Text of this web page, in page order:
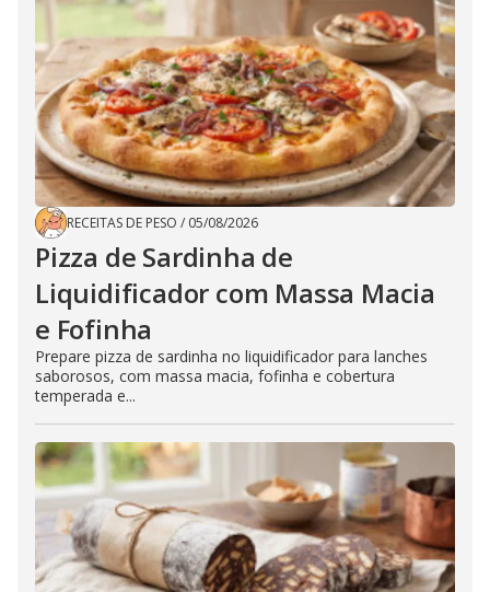
RECEITAS DE PESO / 05/08/2026
Pizza de Sardinha de
Liquidificador com Massa Macia
e Fofinha
Prepare pizza de sardinha no liquidificador para lanches
saborosos, com massa macia, fofinha e cobertura
temperada e...